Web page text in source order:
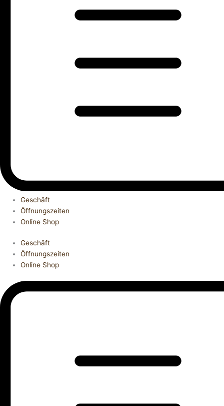
Geschäft
Öffnungszeiten
Online Shop
Geschäft
Öffnungszeiten
Online Shop